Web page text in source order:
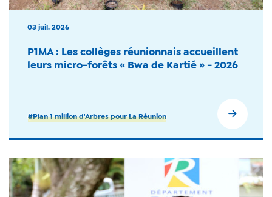
03 juil. 2026
P1MA : Les collèges réunionnais accueillent
leurs micro-forêts « Bwa de Kartié » - 2026
#Plan 1 million d'Arbres pour La Réunion